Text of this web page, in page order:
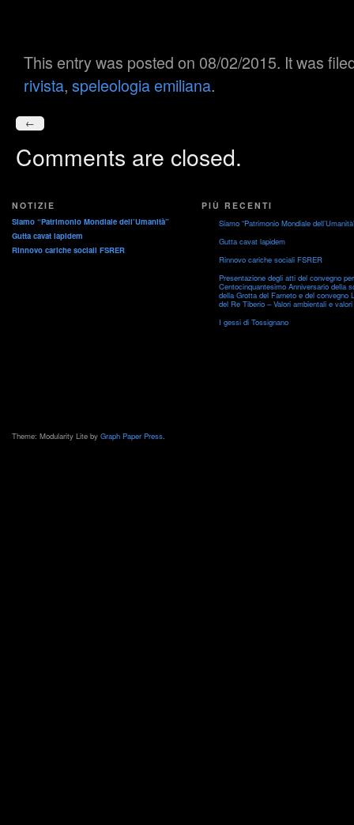
This entry was posted on 08/02/2015. It was
rivista, speleologia emiliana.
←
Comments are closed.
NOTIZIE
Siamo “Patrimonio Mondiale dell’Umanità”
Gutta cavat lapidem
Rinnovo cariche sociali FSRER
PIÙ RECENTI
Siamo “Patrimonio Mondiale
Gutta cavat lapidem
Rinnovo cariche sociali FSRER
Presentazione degli atti del convegno
Centocinquantesimo Anniversario della
della Grotta del Farneto e del convegno
del Re Tiberio – Valori ambientali e
I gessi di Tossignano
Theme: Modularity Lite by Graph Paper Press.